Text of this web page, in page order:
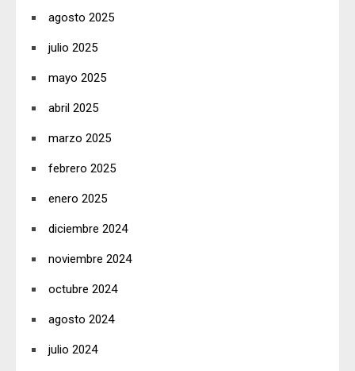
agosto 2025
julio 2025
mayo 2025
abril 2025
marzo 2025
febrero 2025
enero 2025
diciembre 2024
noviembre 2024
octubre 2024
agosto 2024
julio 2024